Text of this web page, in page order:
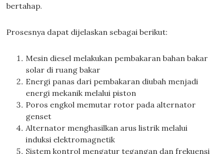
bertahap.
Prosesnya dapat dijelaskan sebagai berikut:
Mesin diesel melakukan pembakaran bahan bakar
solar di ruang bakar
Energi panas dari pembakaran diubah menjadi
energi mekanik melalui piston
Poros engkol memutar rotor pada alternator
genset
Alternator menghasilkan arus listrik melalui
induksi elektromagnetik
Sistem kontrol mengatur tegangan dan frekuensi